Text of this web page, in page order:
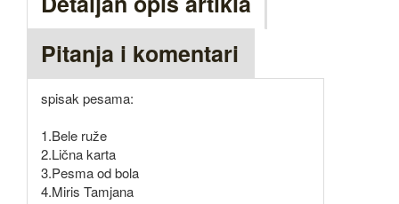
Pitanja i komentari
spisak pesama:
1.Bele ruže
2.Lična karta
3.Pesma od bola
4.Miris Tamjana